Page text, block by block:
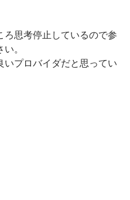
思考停止しているので参
。
いプロバイダだと思ってい